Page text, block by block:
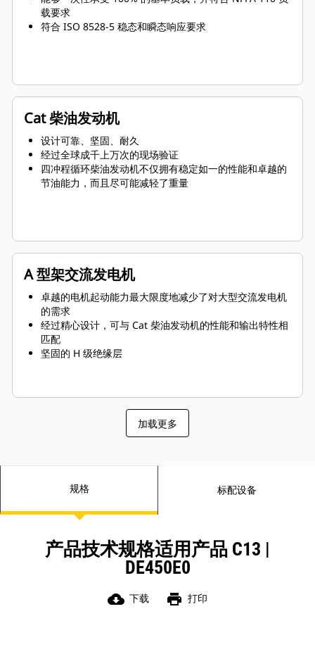
载要求
符合 ISO 8528-5 稳态和瞬态响应要求
Cat 柴油发动机
设计可靠、坚固、耐久
经过全球成千上万次的现场验证
四冲程循环柴油发动机不仅拥有稳定如一的性能和卓越的
节油能力，而且尽可能减轻了重量
A 型架交流发电机
卓越的电机起动能力最大限度地减少了对大型交流发电机
的需求
经过精心设计，可与 Cat 柴油发动机的性能和输出特性相
匹配
坚固的 H 级绝缘层
加载更多
规格 标配设备
产品技术规格适用产品 C13 |
DE450E0
cloud_download 下载 print 打印